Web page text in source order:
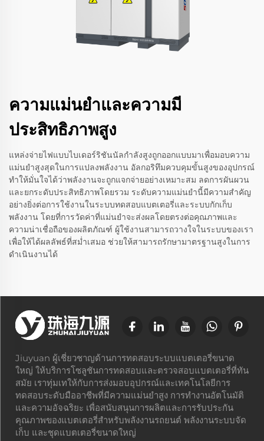
ความแม่นยำและความมี
ประสิทธิภาพสูง
แหล่งจ่ายไฟแบบไบเดอร์ริชันนัลกำลังสูงถูกออกแบบมาเพื่อมอบความ
แม่นยำสูงสุดในการแปลงพลังงาน อัลกอริทึมควบคุมขั้นสูงของอุปกรณ์
ทำให้มั่นใจได้ว่าพลังงานจะถูกแจกจ่ายอย่างเหมาะสม ลดการผันผวน
และยกระดับประสิทธิภาพโดยรวม ระดับความแม่นยำนี้มีความสำคัญ
อย่างยิ่งต่อการใช้งานในระบบทดสอบแบตเตอรี่และระบบกักเก็บ
พลังงาน โดยที่การวัดค่าที่แม่นยำจะส่งผลโดยตรงต่อคุณภาพและ
ความน่าเชื่อถือของผลิตภัณฑ์ ผู้ใช้งานสามารถวางใจในระบบของเรา
เพื่อให้ได้ผลลัพธ์ที่สม่ำเสมอ ช่วยให้สามารถรักษามาตรฐานสูงในการ
ดำเนินงานได้
Jiuyuan ผู้เชี่ยวชาญด้านการทดสอบระบบแบตเตอรี่ขนาด
ใหญ่ ให้บริการโซลูชันการทดสอบและตรวจสอบแบตเตอรี่ที่ทัน
สมัย เราทุ่มเทให้กับการส่งมอบอุปกรณ์และเทคโนโลยีการ
ทดสอบระดับมืออาชีพที่มีความแม่นยำสูง การทำงานอัตโนมัติ
และความอัจฉริยะ เพื่อสนับสนุนการผลิตและการรับประกัน
คุณภาพของแบตเตอรี่สำหรับพลังงานรถยนต์ พลังงานระบบจัด
เก็บ และชุดแบตเตอรี่ขนาดใหญ่